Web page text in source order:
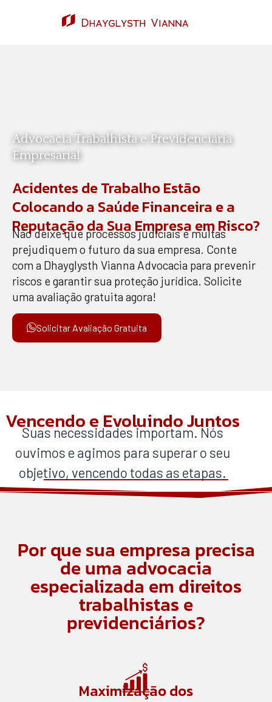
Advocacia Trabalhista e Previdenciária
Empresarial
Acidentes de Trabalho Estão
Colocando a Saúde Financeira e a
Reputação da Sua Empresa em Risco?
Não deixe que processos judiciais e multas
prejudiquem o futuro da sua empresa. Conte
com a Dhayglysth Vianna Advocacia para prevenir
riscos e garantir sua proteção jurídica. Solicite
uma avaliação gratuita agora!
Solicitar Avaliação Gratuita
Vencendo e Evoluindo Juntos
Suas necessidades importam. Nós
ouvimos e agimos para superar o seu
objetivo, vencendo todas as etapas.
Por que sua empresa precisa
de uma advocacia
especializada em direitos
trabalhistas e
previdenciários?
Maximização dos